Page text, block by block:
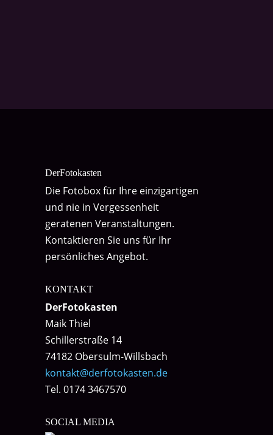
DerFotokasten
Die Fotobox für Ihre einzigartigen
und nie in Vergessenheit
geratenen Veranstaltungen.
Kontaktieren Sie uns für Ihr
persönliches Angebot.
KONTAKT
DerFotokasten
Maik Thiel
Schillerstraße 14
74182 Obersulm-Willsbach
kontakt@derfotokasten.de
Tel. 0174 3467570
SOCIAL MEDIA